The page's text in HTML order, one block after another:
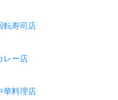
転寿司店
レー店
華料理店